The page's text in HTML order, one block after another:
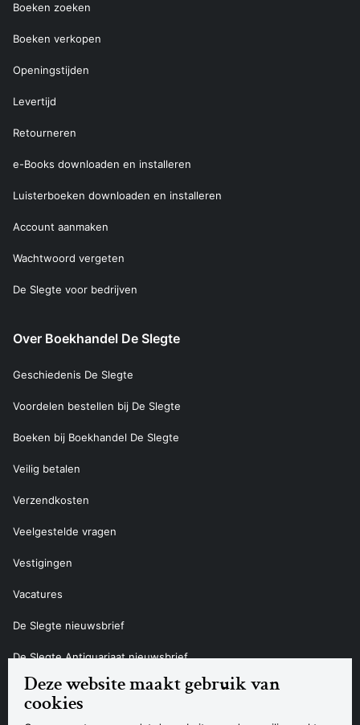
Deze website maakt gebruik van
cookies
Boeken zoeken
Boeken verkopen
Openingstijden
Levertijd
Retourneren
e-Books downloaden en installeren
Luisterboeken downloaden en installeren
Account aanmaken
Wachtwoord vergeten
De Slegte voor bedrijven
Over Boekhandel De Slegte
Geschiedenis De Slegte
Voordelen bestellen bij De Slegte
Boeken bij Boekhandel De Slegte
Veilig betalen
Verzendkosten
Veelgestelde vragen
Vestigingen
Vacatures
De Slegte nieuwsbrief
De Slegte Antiquariaat nieuwsbrief
Contact